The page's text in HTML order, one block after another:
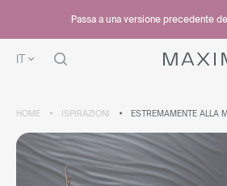
Passa a una versione precedente
IT
HOME ISPIRAZIONI ESTREMAMENTE ALLA